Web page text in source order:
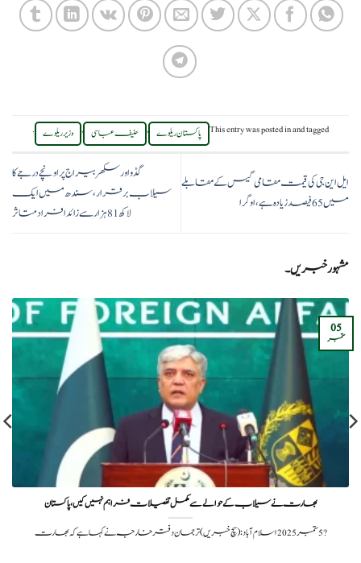
This entry was posted inand tagged پاکستان ریلوے , حنیف عباسی , وزیر ریلوے .
ایل این جی کی قیمت مقامی گیس کے مقابلے
میں 65 فیصد زیادہ ہے، اوگرا
گڈو اور سکھر بیراج پر اونچے درجے کا
سیلاب برقرار، سندھ میں ایک
لاکھ 81 ہزار سے زائد افراد متاثر
مشہور خبریں۔
بھارت نے سیلاب کے حوالے سے مکمل تفصیلات فراہم نہیں کیں، پاکستان
?️ 5 ستمبر 2025اسلام آباد: (سچ خبریں) ترجمان دفتر خارجہ نے کہا ہے کہ بھارت
05
ستمبر